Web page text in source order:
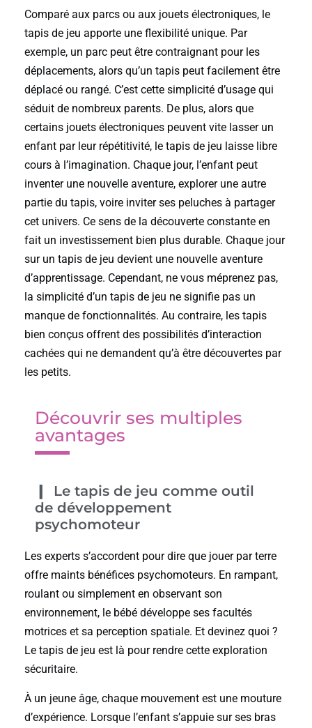
Comparé aux parcs ou aux jouets électroniques, le
tapis de jeu apporte une flexibilité unique. Par
exemple, un parc peut être contraignant pour les
déplacements, alors qu’un tapis peut facilement être
déplacé ou rangé. C’est cette simplicité d’usage qui
séduit de nombreux parents. De plus, alors que
certains jouets électroniques peuvent vite lasser un
enfant par leur répétitivité, le tapis de jeu laisse libre
cours à l’imagination. Chaque jour, l’enfant peut
inventer une nouvelle aventure, explorer une autre
partie du tapis, voire inviter ses peluches à partager
cet univers. Ce sens de la découverte constante en
fait un investissement bien plus durable. Chaque jour
sur un tapis de jeu devient une nouvelle aventure
d’apprentissage. Cependant, ne vous méprenez pas,
la simplicité d’un tapis de jeu ne signifie pas un
manque de fonctionnalités. Au contraire, les tapis
bien conçus offrent des possibilités d’interaction
cachées qui ne demandent qu’à être découvertes par
les petits.
Découvrir ses multiples
avantages
Le tapis de jeu comme outil
de développement
psychomoteur
Les experts s’accordent pour dire que jouer par terre
offre maints bénéfices psychomoteurs. En rampant,
roulant ou simplement en observant son
environnement, le bébé développe ses facultés
motrices et sa perception spatiale. Et devinez quoi ?
Le tapis de jeu est là pour rendre cette exploration
sécuritaire.
À un jeune âge, chaque mouvement est une mouture
d’expérience. Lorsque l’enfant s’appuie sur ses bras